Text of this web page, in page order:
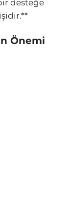
desteğe
Önemi